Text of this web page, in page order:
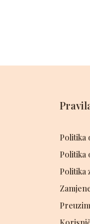
Politika
Politika
Politika